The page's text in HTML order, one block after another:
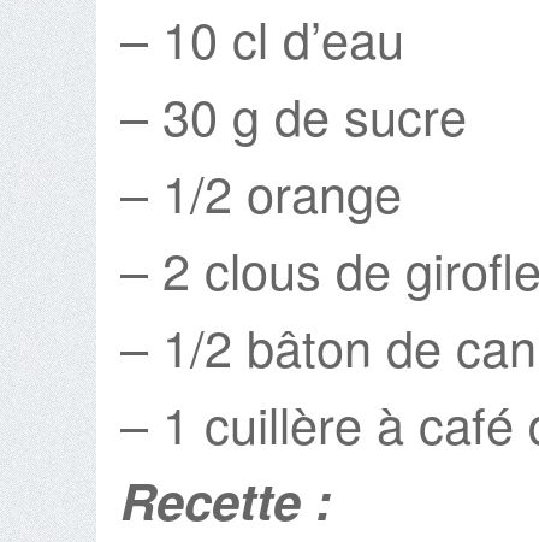
– 10 cl d’eau
– 30 g de sucre
– 1/2 orange
– 2 clous de
– 1/2 bâton de
– 1 cuillère à café
Recette :